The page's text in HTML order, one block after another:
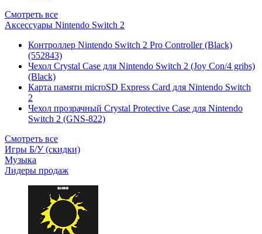
Смотреть все
Аксессуары Nintendo Switch 2
Контроллер Nintendo Switch 2 Pro Controller (Black)
(552843)
Чехол Сrystal Сase для Nintendo Switch 2 (Joy Con/4 gribs)
(Black)
Карта памяти microSD Express Card для Nintendo Switch
2
Чехол прозрачный Crystal Protective Case для Nintendo
Switch 2 (GNS-822)
Смотреть все
Игры Б/У (скидки)
Музыка
Лидеры продаж